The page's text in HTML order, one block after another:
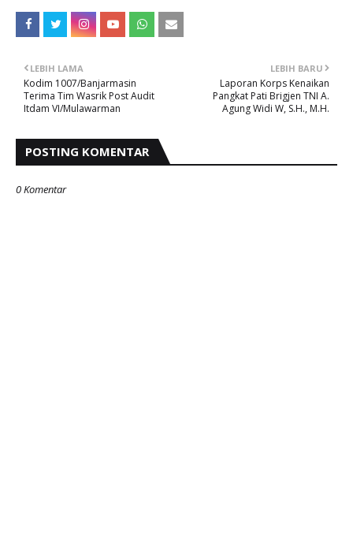
LEBIH BARU
Laporan Korps Kenaikan
Pangkat Pati Brigjen TNI A.
Agung Widi W, S.H., M.H.
LEBIH LAMA
Kodim 1007/Banjarmasin
Terima Tim Wasrik Post Audit
Itdam VI/Mulawarman
POSTING KOMENTAR
0 Komentar